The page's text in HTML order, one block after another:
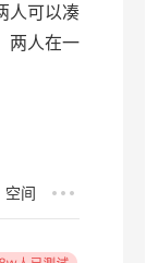
人可以凑
两人在一
空间